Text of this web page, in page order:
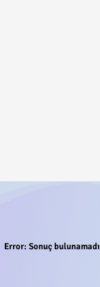
Error: Sonuç bulunamadı